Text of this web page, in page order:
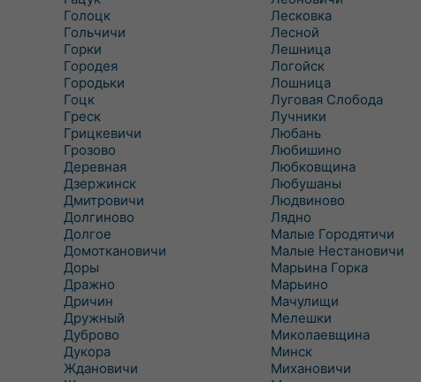
Голоцк
Гольчичи
Горки
Городея
Городьки
Гоцк
Греск
Грицкевичи
Грозово
Деревная
Дзержинск
Дмитровичи
Долгиново
Долгое
Домоткановичи
Доры
Дражно
Дричин
Дружный
Дуброво
Дукора
Ждановичи
Лесковка
Лесной
Лешница
Логойск
Лошница
Луговая Слобода
Лучники
Любань
Любишино
Любковщина
Любушаны
Людвиново
Лядно
Малые Городятичи
Малые Нестановичи
Марьина Горка
Марьино
Мачулищи
Мелешки
Миколаевщина
Минск
Михановичи